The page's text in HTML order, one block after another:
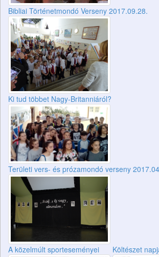
Bibliai Történetmondó Verseny 2017.09.28.
Ki tud többet Nagy-Britanniáról?
Területi vers- és prózamondó verseny
A közelmúlt sporteseményei Költészet